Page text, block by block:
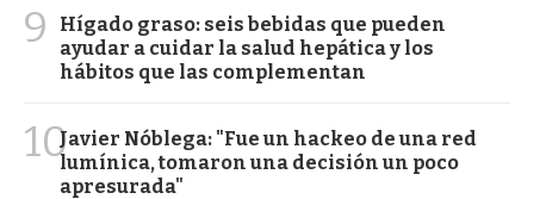
9
Hígado graso: seis bebidas que pueden
ayudar a cuidar la salud hepática y los
hábitos que las complementan
10Javier Nóblega: "Fue un hackeo de una red
lumínica, tomaron una decisión un poco
apresurada"